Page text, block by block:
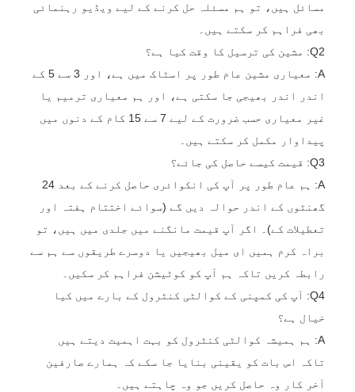
مسائل ہیں، تو ہم مسئلہ حل کرنے کے لیے ویڈیو رہنمائی
بھی فراہم کر سکتے ہیں۔
Q2: مشین کی ترسیل کا وقت کیا ہے؟
A: معیاری مشین عام طور پر اسٹاک میں ہے، اور 3 سے 5 کے
اندر اندر بھیجی جا سکتی ہے، اور ہم معیاری ترمیم یا
غیر معیاری حسب ضرورت کے لیے 7 سے 15 کام کے دنوں میں
پیداوار مکمل کر سکتے ہیں۔
Q3: قیمت کیسے حاصل کی جائے؟
A: ہم عام طور پر آپ کی انکوائری حاصل کرنے کے بعد 24
گھنٹوں کے اندر حوالہ دیں گے (سوائے اختتام ہفتہ اور
تعطیلات کے)۔ اگر آپ قیمت مانگنے میں جلدی میں ہیں، تو
براہ کرم ہمیں ای میل بھیجیں یا دوسرے طریقوں سے ہم سے
رابطہ کریں تاکہ ہم آپ کو کوٹیشن فراہم کر سکیں۔
Q4: آپ کی کمپنی کے کوالٹی کنٹرول کے بارے میں کیا
خیال ہے؟
A: ہم ہمیشہ کوالٹی کنٹرول کو بہت اہمیت دیتے ہیں
تاکہ اس بات کو یقینی بنایا جا سکے کہ ہمارے صارفین
آخر کار وہ حاصل کریں جو وہ چاہتے ہیں۔